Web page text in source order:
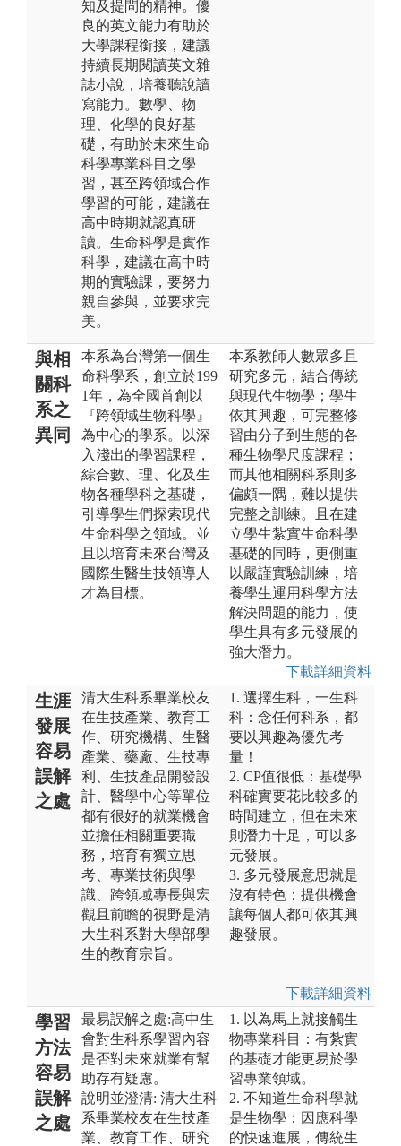
知及提問的精神。優
良的英文能力有助於
大學課程銜接，建議
持續長期閱讀英文雜
誌小說，培養聽說讀
寫能力。數學、物
理、化學的良好基
礎，有助於未來生命
科學專業科目之學
習，甚至跨領域合作
學習的可能，建議在
高中時期就認真研
讀。生命科學是實作
科學，建議在高中時
期的實驗課，要努力
親自參與，並要求完
美。
與相
關科
系之
異同
本系為台灣第一個生
命科學系，創立於199
1年，為全國首創以
『跨領域生物科學』
為中心的學系。以深
入淺出的學習課程，
綜合數、理、化及生
物各種學科之基礎，
引導學生們探索現代
生命科學之領域。並
且以培育未來台灣及
國際生醫生技領導人
才為目標。
本系教師人數眾多且
研究多元，結合傳統
與現代生物學；學生
依其興趣，可完整修
習由分子到生態的各
種生物學尺度課程；
而其他相關科系則多
偏頗一隅，難以提供
完整之訓練。且在建
立學生紮實生命科學
基礎的同時，更側重
以嚴謹實驗訓練，培
養學生運用科學方法
解決問題的能力，使
學生具有多元發展的
強大潛力。
下載詳細資料
生涯
發展
容易
誤解
之處
清大生科系畢業校友
在生技產業、教育工
作、研究機構、生醫
產業、藥廠、生技專
利、生技產品開發設
計、醫學中心等單位
都有很好的就業機會
並擔任相關重要職
務，培育有獨立思
考、專業技術與學
識、跨領域專長與宏
觀且前瞻的視野是清
大生科系對大學部學
生的教育宗旨。
1. 選擇生科，一生科
科：念任何科系，都
要以興趣為優先考
量！
2. CP值很低：基礎學
科確實要花比較多的
時間建立，但在未來
則潛力十足，可以多
元發展。
3. 多元發展意思就是
沒有特色：提供機會
讓每個人都可依其興
趣發展。
下載詳細資料
學習
方法
容易
誤解
之處
最易誤解之處:高中生
會對生科系學習內容
是否對未來就業有幫
助存有疑慮。
說明並澄清: 清大生科
系畢業校友在生技產
業、教育工作、研究
1. 以為馬上就接觸生
物專業科目：有紮實
的基礎才能更易於學
習專業領域。
2. 不知道生命科學就
是生物學：因應科學
的快速進展，傳統生